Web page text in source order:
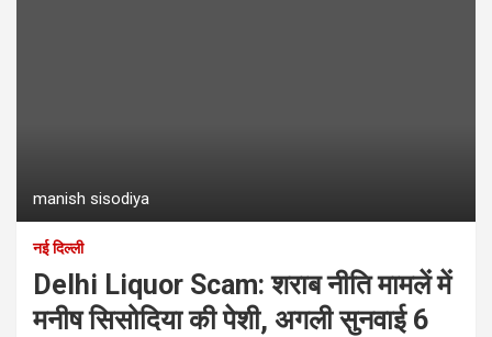
manish sisodiya
नई दिल्ली
Delhi Liquor Scam: शराब नीति मामलें में
मनीष सिसोदिया की पेशी, अगली सुनवाई 6